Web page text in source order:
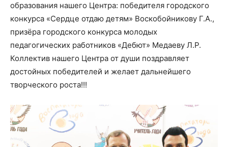
образования нашего Центра: победителя городского
конкурса «Сердце отдаю детям» Воскобойникову Г.А.,
призёра городского конкурса молодых
педагогических работников «Дебют» Медаеву Л.Р.
Коллектив нашего Центра от души поздравляет
достойных победителей и желает дальнейшего
творческого роста!!!